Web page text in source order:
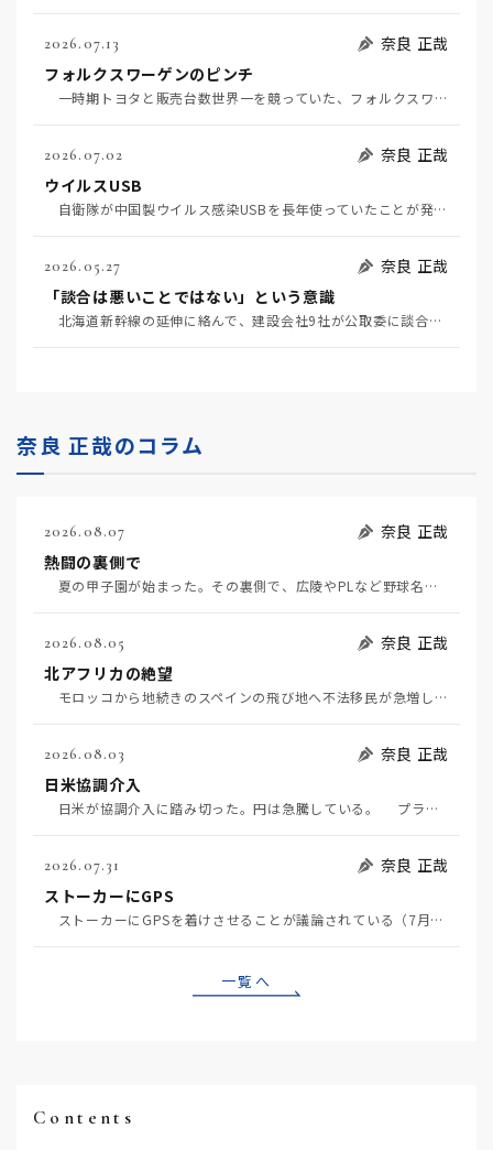
2026.07.13
奈良 正哉
フォルクスワーゲンのピンチ
一時期トヨタと販売台数世界一を競っていた、フォルクスワーゲンの経営がピンチだ（7月11日日経）。そ…
2026.07.02
奈良 正哉
ウイルスUSB
自衛隊が中国製ウイルス感染USBを長年使っていたことが発覚して問題になっている（7月2日日経）。筆…
2026.05.27
奈良 正哉
「談合は悪いことではない」という意識
北海道新幹線の延伸に絡んで、建設会社9社が公取委に談合を疑われている（5月20日日経）。 談合と…
奈良 正哉のコラム
2026.08.07
奈良 正哉
熱闘の裏側で
夏の甲子園が始まった。その裏側で、広陵やPLなど野球名門校（だった）の不祥事のその後について、「熱…
2026.08.05
奈良 正哉
北アフリカの絶望
モロッコから地続きのスペインの飛び地へ不法移民が急増していて、当地の大問題となっている。「海を泳い…
2026.08.03
奈良 正哉
日米協調介入
日米が協調介入に踏み切った。円は急騰している。 プラザ合意以降、協調介入は為替相場の転機になって…
2026.07.31
奈良 正哉
ストーカーにGPS
ストーカーにGPSを着けさせることが議論されている（7月29日日経）。反対派は「ストーカーにも人権…
一覧へ
Contents